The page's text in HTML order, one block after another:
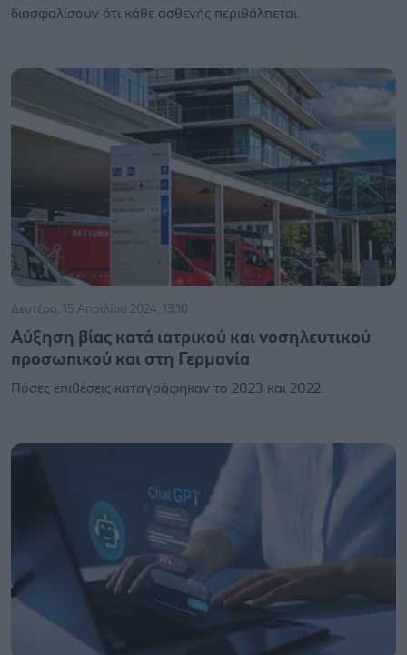
διασφαλίσουν ότι κάθε ασθενής περιθάλπεται.
Δευτέρα, 15 Απριλίου 2024, 13:10
Aύξηση βίας κατά ιατρικού και νοσηλευτικού
προσωπικού και στη Γερμανία
Πόσες επιθέσεις καταγράφηκαν το 2023 και 2022.